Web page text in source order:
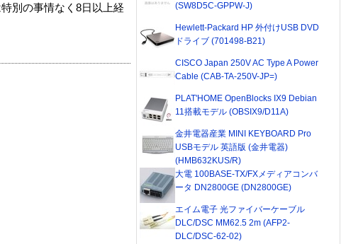
別の事情なく8日以上経
(SW8D5C-GPPW-J)
Hewlett-Packard HP 外付けUSB DVD
ドライブ (701498-B21)
CISCO Japan 250V AC Type A Power
Cable (CAB-TA-250V-JP=)
PLAT'HOME OpenBlocks IX9 Debian
11搭載モデル (OBSIX9/D11A)
金井電器産業 MINI KEYBOARD Pro
USBモデル 英語版 (金井電器)
(HMB632KUS/R)
大電 100BASE-TX/FXメディアコンバ
ータ DN2800GE (DN2800GE)
エイム電子 光ファイバーケーブル
DLC/DSC MM62.5 2m (AFP2-
DLC/DSC-62-02)